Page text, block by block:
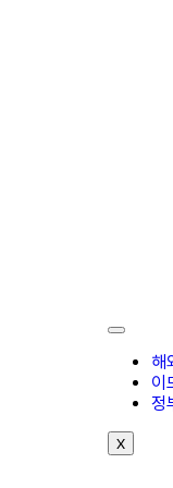
해
이
정
X